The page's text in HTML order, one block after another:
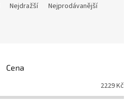
Nejdražší
Nejprodávanější
Cena
2229Kč